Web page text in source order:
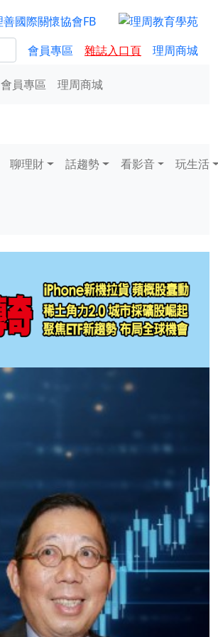
會員專區 雜誌入口頁 理周商城
會員專區 理周商城
聊理財 話趨勢 看影音 玩生活